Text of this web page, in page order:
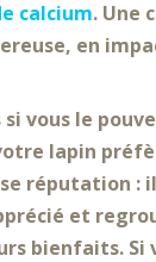
calcium. Une
en
si vous le
lapin
réputation :
et
bienfaits. Si